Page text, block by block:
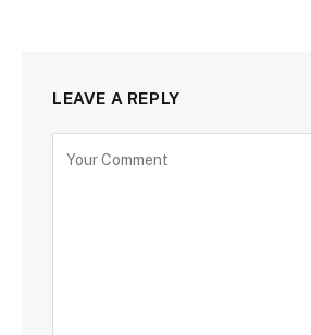
LEAVE A REPLY